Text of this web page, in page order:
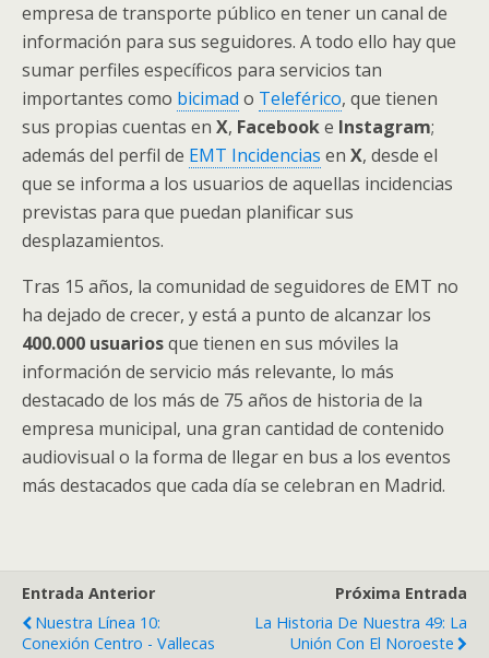
empresa de transporte público en tener un canal de
información para sus seguidores. A todo ello hay que
sumar perfiles específicos para servicios tan
importantes como bicimad o Teleférico, que tienen
sus propias cuentas en X, Facebooke Instagram;
además del perfil de EMT Incidencias en X, desde el
que se informa a los usuarios de aquellas incidencias
previstas para que puedan planificar sus
desplazamientos.
Tras 15 años, la comunidad de seguidores de EMT no
ha dejado de crecer, y está a punto de alcanzar los
400.000 usuariosque tienen en sus móviles la
información de servicio más relevante, lo más
destacado de los más de 75 años de historia de la
empresa municipal, una gran cantidad de contenido
audiovisual o la forma de llegar en bus a los eventos
más destacados que cada día se celebran en Madrid.
Entrada Anterior
Nuestra Línea 10:
Conexión Centro - Vallecas
Próxima Entrada
La Historia De Nuestra 49: La
Unión Con El Noroeste